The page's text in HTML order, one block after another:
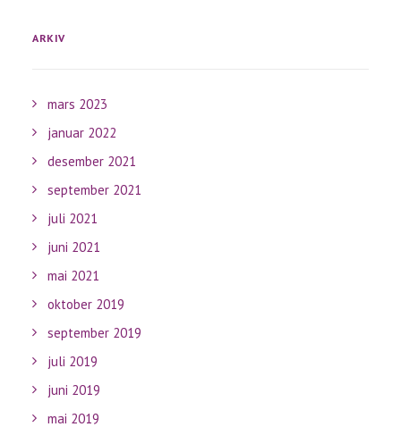
ARKIV
mars 2023
januar 2022
desember 2021
september 2021
juli 2021
juni 2021
mai 2021
oktober 2019
september 2019
juli 2019
juni 2019
mai 2019